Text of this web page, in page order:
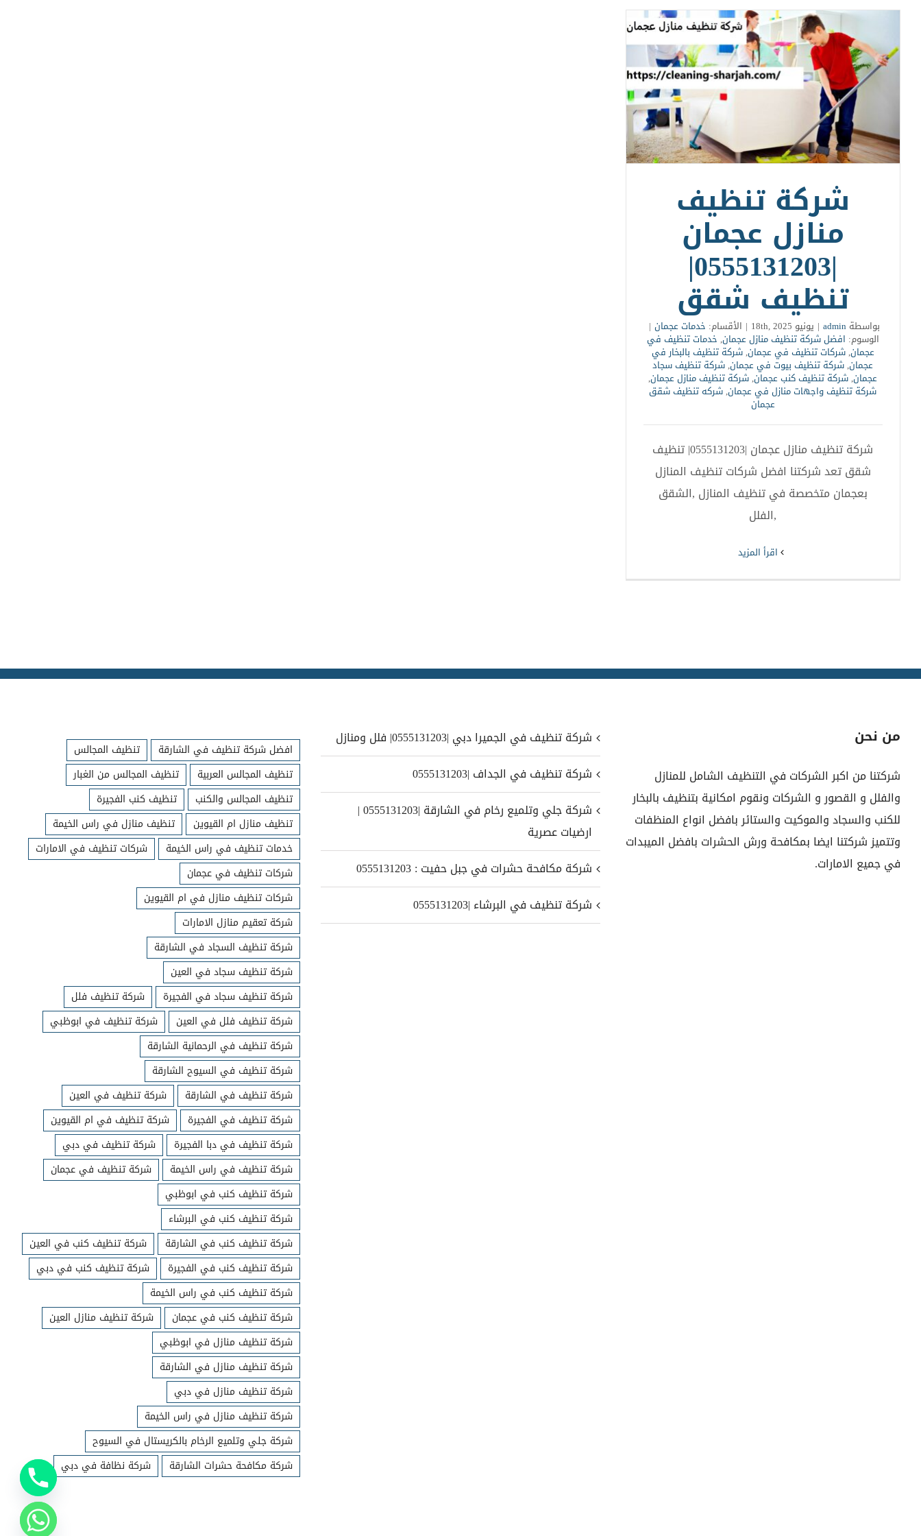
شركة تنظيف
منازل عجمان
|0555131203|
تنظيف شقق
بواسطة admin
| يونيو 18th, 2025 | الأقسام: خدمات عجمان |
الوسوم: افضل شركة تنظيف منازل عجمان, خدمات تنظيف في
عجمان,شركات تنظيف في عجمان,شركة تنظيف بالبخار في
عجمان,شركة تنظيف بيوت في عجمان,شركة تنظيف سجاد
عجمان,شركة تنظيف كنب عجمان,شركة تنظيف منازل عجمان,
شركة تنظيف واجهات منازل في عجمان,شركه تنظيف شقق
عجمان
شركة تنظيف منازل عجمان |0555131203| تنظيف
شقق تعد شركتنا افضل شركات تنظيف المنازل
بعجمان متخصصة في تنظيف المنازل ,الشقق
,الفلل
‫اقرأ المزيد
من نحن
شركتنا من اكبر الشركات في التنظيف الشامل للمنازل
والفلل و القصور و الشركات ونقوم امكانية بتنظيف بالبخار
للكنب والسجاد والموكيت والستائر بافضل انواع المنظفات
وتتميز شركتنا ايضا بمكافحة ورش الحشرات بافضل الميبدات
في جميع الامارات.
شركة تنظيف في الجميرا دبي |0555131203| فلل ومنازل
شركة تنظيف في الجداف |0555131203
شركة جلي وتلميع رخام في الشارقة |0555131203 |
ارضيات عصرية
شركة مكافحة حشرات في جبل حفيت : 0555131203
شركة تنظيف في البرشاء |0555131203
افضل شركة تنظيف في الشارقة
تنظيف المجالس
تنظيف المجالس العربية
تنظيف المجالس من الغبار
تنظيف المجالس والكنب
تنظيف كنب الفجيرة
تنظيف منازل ام القيوين
تنظيف منازل في راس الخيمة
خدمات تنظيف في راس الخيمة
شركات تنظيف في الامارات
شركات تنظيف في عجمان
شركات تنظيف منازل في ام القيوين
شركة تعقيم منازل الامارات
شركة تنظيف السجاد في الشارقة
شركة تنظيف سجاد في العين
شركة تنظيف سجاد في الفجيرة
شركة تنظيف فلل
شركة تنظيف فلل في العين
شركة تنظيف في ابوظبي
شركة تنظيف في الرحمانية الشارقة
شركة تنظيف في السيوح الشارقة
شركة تنظيف في الشارقة
شركة تنظيف في العين
شركة تنظيف في الفجيرة
شركة تنظيف في ام القيوين
شركة تنظيف في دبا الفجيرة
شركة تنظيف في دبي
شركة تنظيف في راس الخيمة
شركة تنظيف في عجمان
شركة تنظيف كنب في ابوظبي
شركة تنظيف كنب في البرشاء
شركة تنظيف كنب في الشارقة
شركة تنظيف كنب في العين
شركة تنظيف كنب في الفجيرة
شركة تنظيف كنب في دبي
شركة تنظيف كنب في راس الخيمة
شركة تنظيف كنب في عجمان
شركة تنظيف منازل العين
شركة تنظيف منازل في ابوظبي
شركة تنظيف منازل في الشارقة
شركة تنظيف منازل في دبي
شركة تنظيف منازل في راس الخيمة
شركة جلي وتلميع الرخام بالكريستال في السيوح
شركة مكافحة حشرات الشارقة
شركة نظافة في دبي